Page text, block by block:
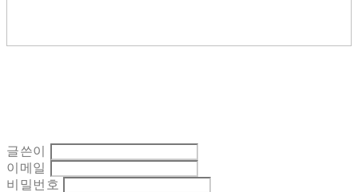
글쓴이
이메일
비밀번호